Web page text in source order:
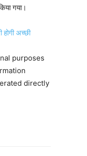
गया।
अच्छी
purposes
directly